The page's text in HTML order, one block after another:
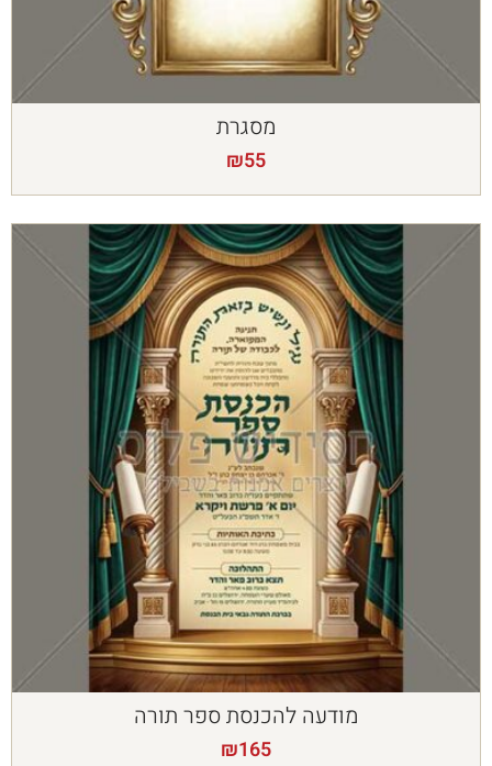
מסגרת
₪55
מודעה להכנסת ספר תורה
₪165